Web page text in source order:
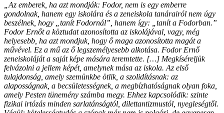
„Az emberek, ha azt mondják: Fodor, nem is egy emberre
gondolnak, hanem egy iskolára és a zeneiskola tanárairól nem úgy
beszélnek, hogy „tanít Fodornál”, hanem így: „tanít a Fodorban.”
Fodor Ernőt a köztudat azonosította az iskolájával, vagy, még
helyesebb, ha azt mondjuk, hogy ő maga azonosította magát a
művével. Ez a mű az ő legszemélyesebb alkotása. Fodor Ernő
zeneiskoláját a saját képe mására teremtette. […] Megkíséreljük
felvázolni a jellem képét, amelynek mása az iskola. Az első
tulajdonság, amely szemünkbe ötlik, a szolidításnak: az
alaposságnak, a becsületességnek, a megbízhatóságnak olyan foka,
amely Pesten tünemény számba megy. Ehhez kapcsolódik: szinte
fizikai irtózás minden sarlatánságtól, dilettantizmustól, nyegleségtől.